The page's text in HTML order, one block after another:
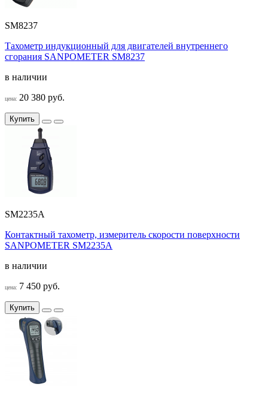
SM8237
Тахометр индукционный для двигателей внутреннего
сгорания SANPOMETER SM8237
в наличии
цена: 20 380 руб.
Купить
SM2235A
Контактный тахометр, измеритель скорости поверхности
SANPOMETER SM2235A
в наличии
цена: 7 450 руб.
Купить